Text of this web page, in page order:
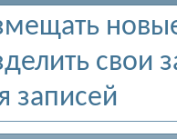
свои
записей